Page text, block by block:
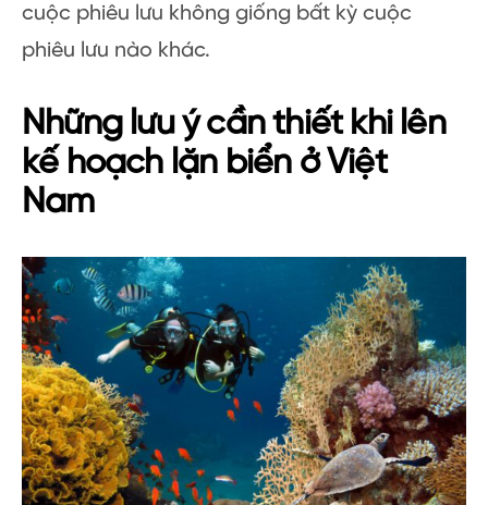
cuộc phiêu lưu không giống bất kỳ cuộc
phiêu lưu nào khác.
Những lưu ý cần thiết khi lên
kế hoạch lặn biển ở Việt
Nam